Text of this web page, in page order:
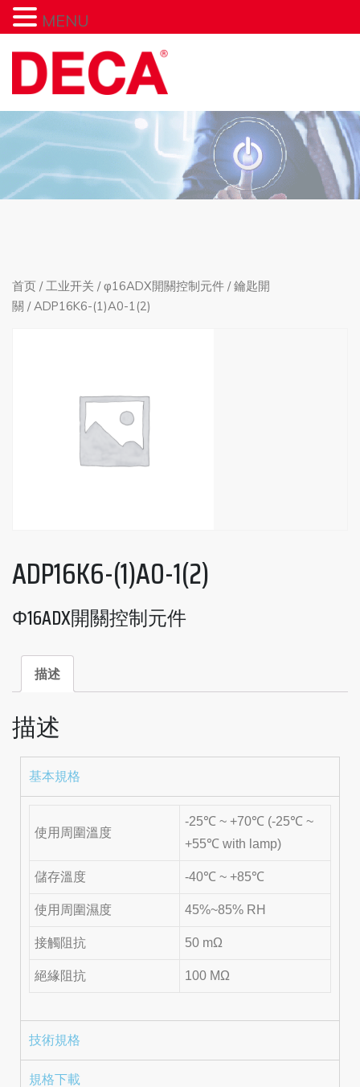
首页 /工业开关 /φ16ADX開關控制元件 /鑰匙開
關 / ADP16K6-(1)A0-1(2)
ADP16K6-(1)A0-1(2)
Φ16ADX開關控制元件
描述
描述
基本規格
使用周圍溫度
-25℃ ~ +70℃ (-25℃ ~
+55℃ with lamp)
儲存溫度 -40℃ ~ +85℃
使用周圍濕度 45%~85% RH
接觸阻抗 50 mΩ
絕緣阻抗 100 MΩ
技術規格
規格下載
MENU